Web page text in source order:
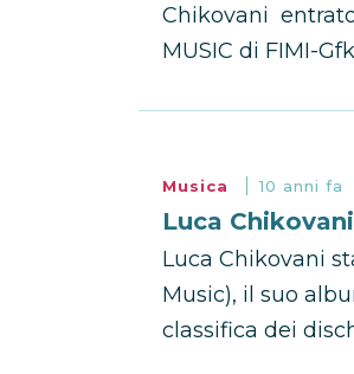
Chikovani
MUSIC di FIMI-
Musica 10 anni fa
Luca
Luca Chikovani
Music), il suo
classifica dei